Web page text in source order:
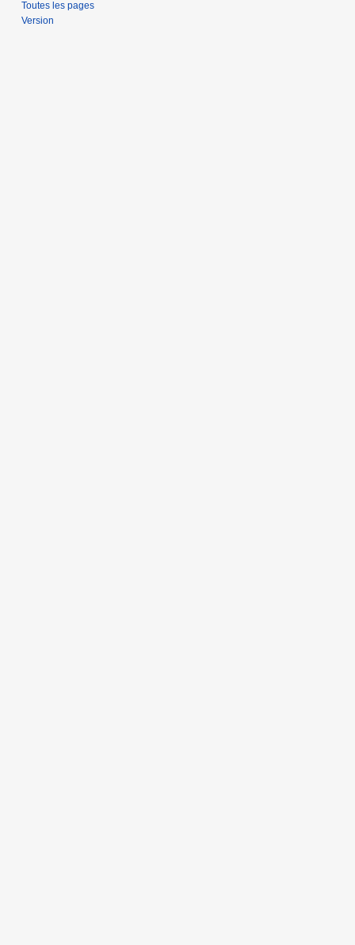
Toutes les pages
Version